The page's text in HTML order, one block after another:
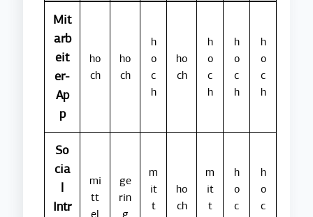
Mit
arb
eit
er-
Ap
p
ho
ch
ho
ch
h
o
c
h
ho
ch
h
o
c
h
h
o
c
h
h
o
c
h
So
cia
l
Intr
mi
tt
el
ge
rin
g
m
it
t
ho
ch
m
it
t
h
o
c
h
o
c